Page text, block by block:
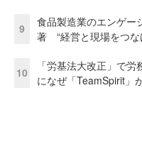
9
食品製造業のエンゲー
著 “経営と現場をつな
10
「労基法大改正」で
になぜ「TeamSpirit」